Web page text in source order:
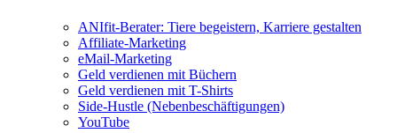
ANIfit-Berater: Tiere begeistern, Karriere gestalten
Affiliate-Marketing
eMail-Marketing
Geld verdienen mit Büchern
Geld verdienen mit T-Shirts
Side-Hustle (Nebenbeschäftigungen)
YouTube